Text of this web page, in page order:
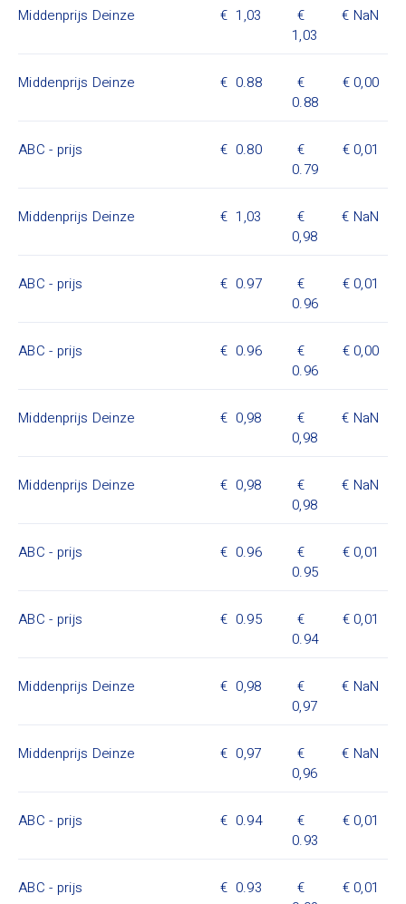
Middenprijs Deinze
1,03
1,03
NaN
Middenprijs Deinze
0.88
0.88
0,00
ABC - prijs
0.80
0.79
0,01
Middenprijs Deinze
1,03
0,98
NaN
ABC - prijs
0.97
0.96
0,01
ABC - prijs
0.96
0.96
0,00
Middenprijs Deinze
0,98
0,98
NaN
Middenprijs Deinze
0,98
0,98
NaN
ABC - prijs
0.96
0.95
0,01
ABC - prijs
0.95
0.94
0,01
Middenprijs Deinze
0,98
0,97
NaN
Middenprijs Deinze
0,97
0,96
NaN
ABC - prijs
0.94
0.93
0,01
ABC - prijs
0.93
0,01